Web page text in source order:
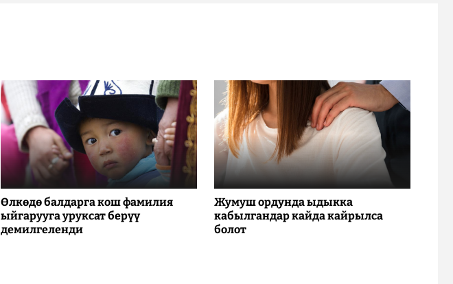
Өлкөдө балдарга кош фамилия
ыйгарууга уруксат берүү
демилгеленди
Жумуш ордунда ыдыкка
кабылгандар кайда кайрылса
болот